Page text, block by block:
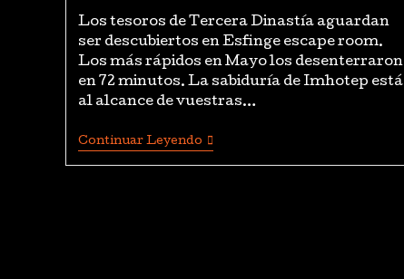
Los tesoros de Tercera Dinastía aguardan
ser descubiertos en Esfinge escape room.
Los más rápidos en Mayo los desenterraron
en 72 minutos. La sabiduría de Imhotep está
al alcance de vuestras…
Continuar Leyendo